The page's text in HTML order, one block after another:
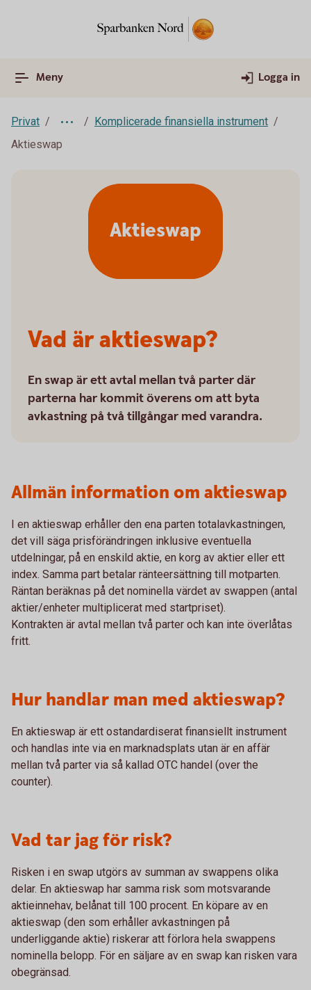
Meny Logga in
Privat
Komplicerade finansiella instrument
Aktieswap
Vad är aktieswap?
En swap är ett avtal mellan två parter där
parterna har kommit överens om att byta
avkastning på två tillgångar med varandra.
Aktieswap
Allmän information om aktieswap
I en aktieswap erhåller den ena parten totalavkastningen,
det vill säga prisförändringen inklusive eventuella
utdelningar, på en enskild aktie, en korg av aktier eller ett
index. Samma part betalar ränteersättning till motparten.
Räntan beräknas på det nominella värdet av swappen (antal
aktier/enheter multiplicerat med startpriset).
Kontrakten är avtal mellan två parter och kan inte överlåtas
fritt.
Hur handlar man med aktieswap?
En aktieswap är ett ostandardiserat finansiellt instrument
och handlas inte via en marknadsplats utan är en affär
mellan två parter via så kallad OTC handel (over the
counter).
Vad tar jag för risk?
Risken i en swap utgörs av summan av swappens olika
delar. En aktieswap har samma risk som motsvarande
aktieinnehav, belånat till 100 procent. En köpare av en
aktieswap (den som erhåller avkastningen på
underliggande aktie) riskerar att förlora hela swappens
nominella belopp. För en säljare av en swap kan risken vara
obegränsad.